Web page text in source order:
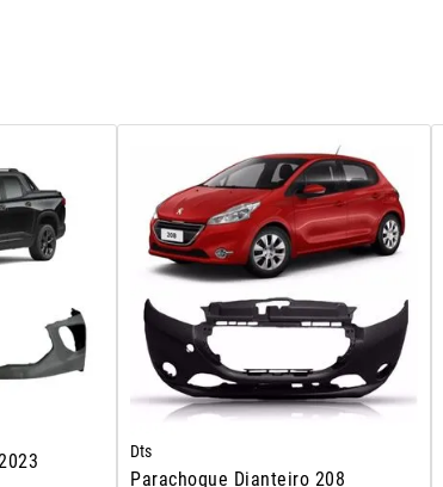
Dts
Parachoque Dianteiro 208